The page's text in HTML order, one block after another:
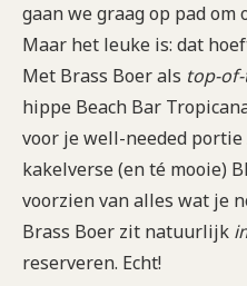
gaan we graag op pad om
Maar het leuke is: dat
Met Brass Boer als top-
hippe Beach Bar
voor je well-needed
kakelverse (en té mooie)
voorzien van alles wat je
Brass Boer zit natuurlijk
reserveren. Echt!